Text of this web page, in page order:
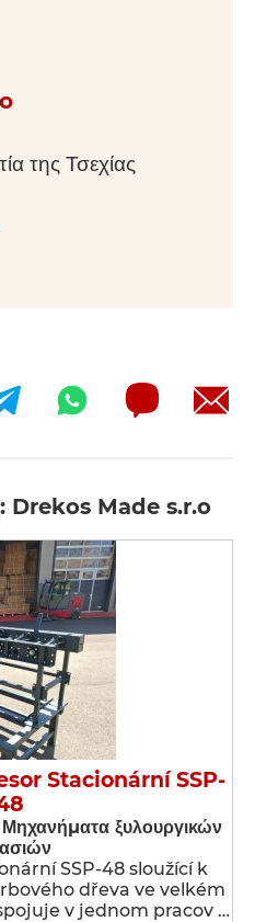
της Τσεχίας
Drekos Made s.r.o
Stacionární SSP-
ξυλουργικών
SSP-48 sloužící k
dřeva ve velkém
v jednom pracov …